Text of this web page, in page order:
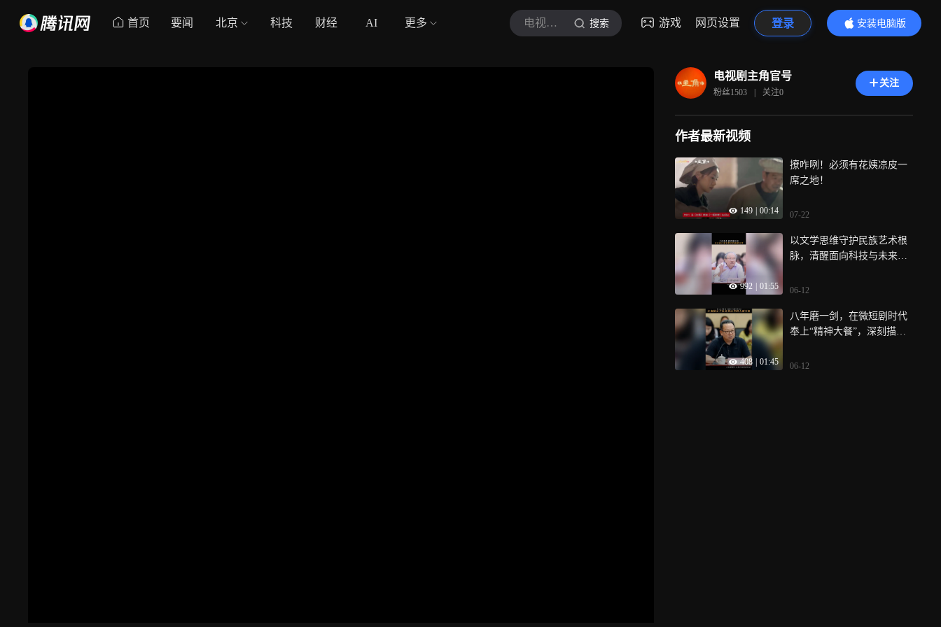
首页 要闻 北京 科技 财经 AI 更多 电视剧主角官号 搜索 游戏 网页设置 登录
安装电脑版
内容更精彩
电视剧主角官号
粉丝1503 | 关注0
关注
作者最新视频
149 00:14
撩咋咧！必须有花姨凉皮一
席之地！
07-22
992 01:55
以文学思维守护民族艺术根
脉，清醒面向科技与未来的
06-12
408 01:45
八年磨一剑，在微短剧时代
奉上“精神大餐”，深刻描摹
06-12